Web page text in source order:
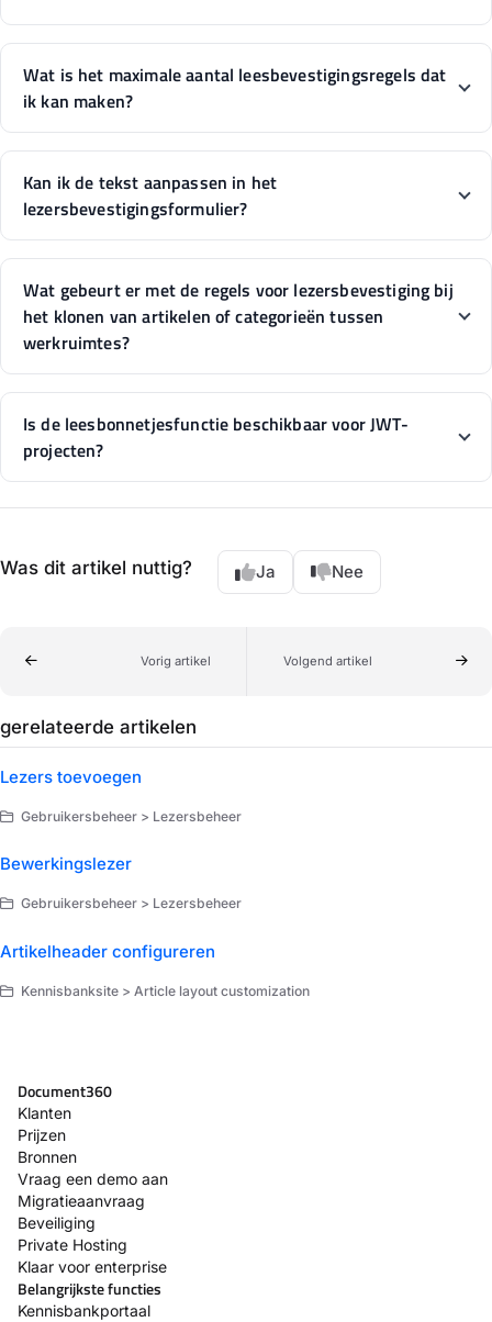
Wat is het maximale aantal leesbevestigingsregels dat
ik kan maken?
Kan ik de tekst aanpassen in het
lezersbevestigingsformulier?
Wat gebeurt er met de regels voor lezersbevestiging bij
het klonen van artikelen of categorieën tussen
werkruimtes?
Is de leesbonnetjesfunctie beschikbaar voor JWT-
projecten?
Was dit artikel nuttig? Ja Nee
Vorig artikel Volgend artikel
gerelateerde artikelen
Lezers toevoegen
Gebruikersbeheer > Lezersbeheer
Bewerkingslezer
Gebruikersbeheer > Lezersbeheer
Artikelheader configureren
Kennisbanksite > Article layout customization
Document360
Klanten
Prijzen
Bronnen
Vraag een demo aan
Migratieaanvraag
Beveiliging
Private Hosting
Klaar voor enterprise
Belangrijkste functies
Kennisbankportaal